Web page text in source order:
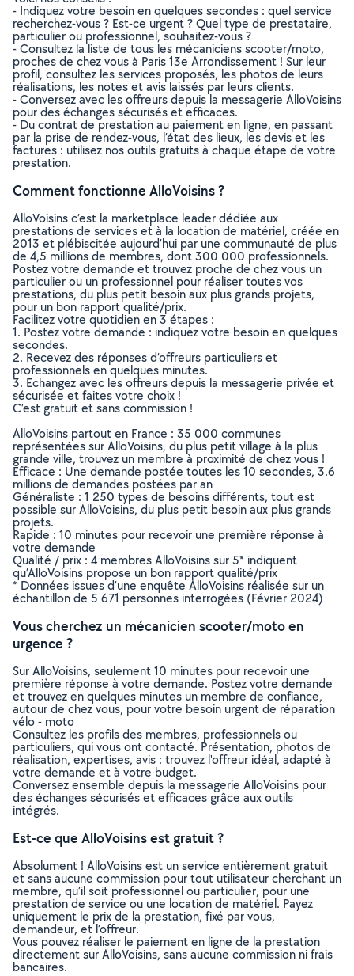
- Indiquez votre besoin en quelques secondes : quel service
recherchez-vous ? Est-ce urgent ? Quel type de prestataire,
particulier ou professionnel, souhaitez-vous ?
- Consultez la liste de tous les mécaniciens scooter/moto,
proches de chez vous à Paris 13e Arrondissement ! Sur leur
profil, consultez les services proposés, les photos de leurs
réalisations, les notes et avis laissés par leurs clients.
- Conversez avec les offreurs depuis la messagerie AlloVoisins
pour des échanges sécurisés et efficaces.
- Du contrat de prestation au paiement en ligne, en passant
par la prise de rendez-vous, l’état des lieux, les devis et les
factures : utilisez nos outils gratuits à chaque étape de votre
prestation.
Comment fonctionne AlloVoisins ?
AlloVoisins c’est la marketplace leader dédiée aux
prestations de services et à la location de matériel, créée en
2013 et plébiscitée aujourd’hui par une communauté de plus
de 4,5 millions de membres, dont 300 000 professionnels.
Postez votre demande et trouvez proche de chez vous un
particulier ou un professionnel pour réaliser toutes vos
prestations, du plus petit besoin aux plus grands projets,
pour un bon rapport qualité/prix.
Facilitez votre quotidien en 3 étapes :
1. Postez votre demande : indiquez votre besoin en quelques
secondes.
2. Recevez des réponses d’offreurs particuliers et
professionnels en quelques minutes.
3. Echangez avec les offreurs depuis la messagerie privée et
sécurisée et faites votre choix !
C’est gratuit et sans commission !
AlloVoisins partout en France : 35 000 communes
représentées sur AlloVoisins, du plus petit village à la plus
grande ville, trouvez un membre à proximité de chez vous !
Efficace : Une demande postée toutes les 10 secondes, 3.6
millions de demandes postées par an
Généraliste : 1 250 types de besoins différents, tout est
possible sur AlloVoisins, du plus petit besoin aux plus grands
projets.
Rapide : 10 minutes pour recevoir une première réponse à
votre demande
Qualité / prix : 4 membres AlloVoisins sur 5* indiquent
qu’AlloVoisins propose un bon rapport qualité/prix
* Données issues d’une enquête AlloVoisins réalisée sur un
échantillon de 5 671 personnes interrogées (Février 2024)
Vous cherchez un mécanicien scooter/moto en
urgence ?
Sur AlloVoisins, seulement 10 minutes pour recevoir une
première réponse à votre demande. Postez votre demande
et trouvez en quelques minutes un membre de confiance,
autour de chez vous, pour votre besoin urgent de réparation
vélo - moto
Consultez les profils des membres, professionnels ou
particuliers, qui vous ont contacté. Présentation, photos de
réalisation, expertises, avis : trouvez l'offreur idéal, adapté à
votre demande et à votre budget.
Conversez ensemble depuis la messagerie AlloVoisins pour
des échanges sécurisés et efficaces grâce aux outils
intégrés.
Est-ce que AlloVoisins est gratuit ?
Absolument ! AlloVoisins est un service entièrement gratuit
et sans aucune commission pour tout utilisateur cherchant un
membre, qu’il soit professionnel ou particulier, pour une
prestation de service ou une location de matériel. Payez
uniquement le prix de la prestation, fixé par vous,
demandeur, et l’offreur.
Vous pouvez réaliser le paiement en ligne de la prestation
directement sur AlloVoisins, sans aucune commission ni frais
bancaires.